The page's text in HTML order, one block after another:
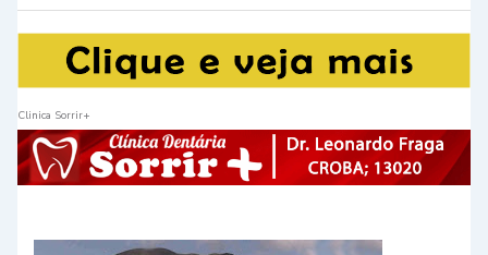
Clinica Sorrir+